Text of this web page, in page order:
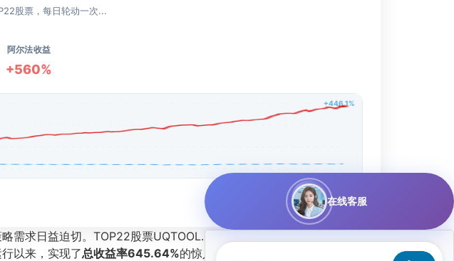
股票，每日轮动一次...
阿尔法收益
+560%
+446.1%
求日益迫切。TOP22股票UQTOOL.COM人工智能量化轮动策略，凭借
以来，实现了总收益率645.64%的惊人成绩，年化收益率高达
在线客服